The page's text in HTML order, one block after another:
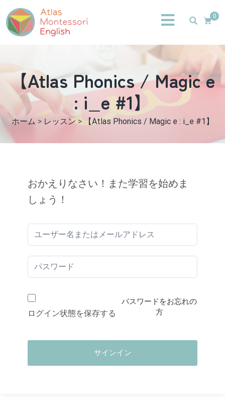
0
【Atlas Phonics / Magic e
: i_e #1】
ホーム > レッスン> 【Atlas Phonics / Magic e : i_e #1】
おかえりなさい！また学習を始めま
しょう！
ログイン状態を保存する
パスワードをお忘れの
方
サインイン